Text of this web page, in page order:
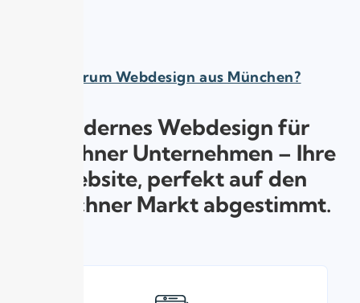
Warum Webdesign aus München?
Modernes Webdesign für
Münchner Unternehmen – Ihre
Website, perfekt auf den
Münchner Markt abgestimmt.